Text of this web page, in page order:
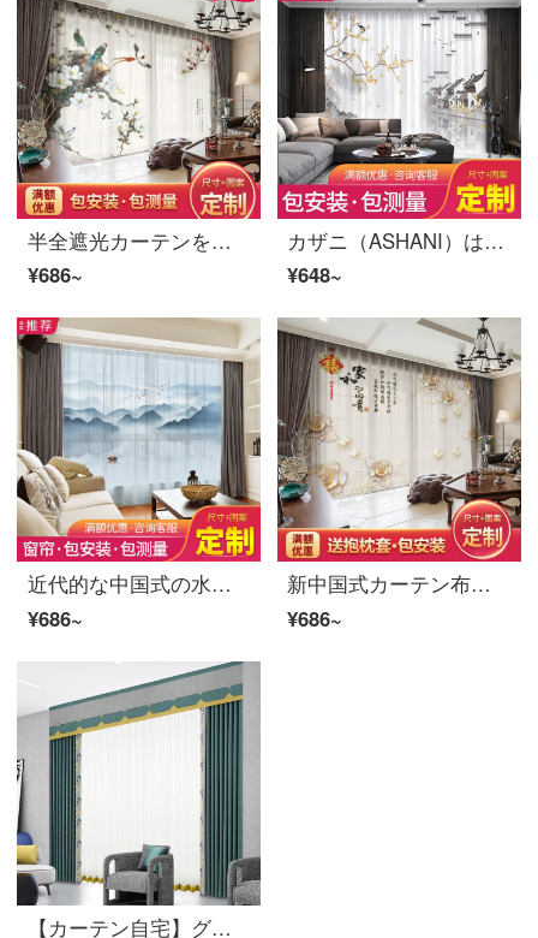
半全遮光カーテンをカスタマイズして、紗簾の新中国風の寝室の書斎江南国画カササギの玉蘭の花鳥図の風景図の仕切りカーテンS 0207-カササギの玉蘭の布-フック幅1メートルの価格/何メートルを要して何枚か撮影します。
¥686~
カザニ（ASHANI）は現代の新しい中国風のカーテンをカスタマイズして、中国画水墨山水画江南芸術復古典書房の遮光カーテンの仕切りカーテンS 0433紗-フック幅1メートルの価格/何メートルの撮影をしますか？
¥648~
近代的な中国式の水墨山水画の風景のリビングルームの書斎の部屋のカーテンの薄い金の紗の窓の紗S 0633紗-穴を開けて広い1メートルの価格をかきます/何メートルを要していくつの件を撮影しますか？
¥686~
新中国式カーテン布糸客間の3 Dデジタルプリント家と富貴寝室の遮光窓ホテルのベランダ会所の事務風景の花の紗のカーテンを注文して作ってください。
¥686~
【カーテン自宅】グレンブルーカーテン製品の簡約現代高遮光ジャカードのつなぎ合わせ定型化ポリエステル千格鳥リビングルームの床の窓カスタムJBLW 005 Sフック/カーテンヘッドを含まない(高さ2.6メートル以内で変更可能)一メートル当たりの単価